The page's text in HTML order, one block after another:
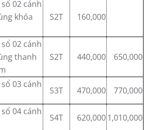
sổ 02 cánh
khóa
S2T 160,000
sổ 02 cánh
thanh
S2T 440,000 650,000
sổ 03 cánh
S3T 470,000 770,000
sổ 04 cánh
S4T 620,0001,010,000